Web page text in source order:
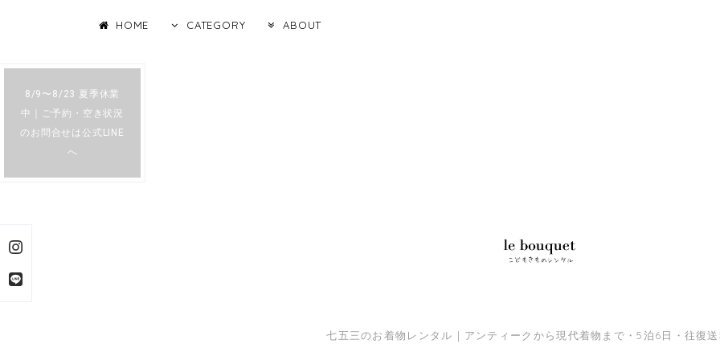
8/9〜8/23 夏季休業
中｜ご予約・空き状況
のお問合せは公式LINE
へ
HOME CATEGORY ABOUT
七五三のお着物レンタル｜アンティークから現代着物まで・5泊6日・往復